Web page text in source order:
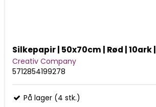
Silkepapir | 50x70cm | Rød | 10ark |
Creativ Company
5712854199278
På lager (4 stk.)